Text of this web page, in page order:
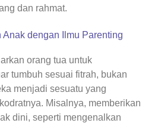
dan rahmat.
dengan Ilmu Parenting
orang tua untuk
tumbuh sesuai fitrah, bukan
menjadi sesuatu yang
Misalnya, memberikan
dini, seperti mengenalkan